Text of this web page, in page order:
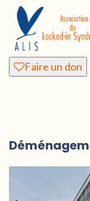
Faire un don